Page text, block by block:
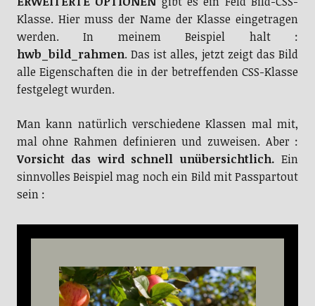
Klasse. Hier muss der Name der Klasse eingetragen
werden. In meinem Beispiel halt :
hwb_bild_rahmen. Das ist alles, jetzt zeigt das Bild
alle Eigenschaften die in der betreffenden CSS-Klasse
festgelegt wurden.
Man kann natürlich verschiedene Klassen mal mit,
mal ohne Rahmen definieren und zuweisen. Aber :
Vorsicht das wird schnell unübersichtlich.Ein
sinnvolles Beispiel mag noch ein Bild mit Passpartout
sein :